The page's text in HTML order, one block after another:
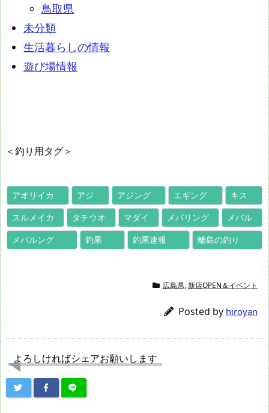
鳥取県
未分類
生活暮らしの情報
遊び場情報
＜釣り用タグ＞
アオリイカ アジ アジング エギング
キス
スルメイカ
タチウオ マダイ メバリング
メバル
メバルング
釣果 釣果速報 離島の釣り
広島県,新店OPEN＆イベント
Posted by hiroyan
よろしければシェアお願いします